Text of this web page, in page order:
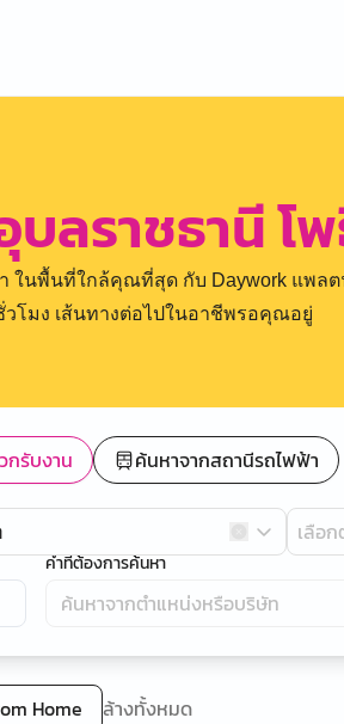
บลราชธานี โ
ในพื้นที่ใกล้คุณที่สุด กับ Daywork แพล
วโมง เส้นทางต่อไปในอาชีพรอคุณอยู่
กรับงาน ค้นหาจากสถานีรถไฟฟ้า
เลือ
คำที่ต้องการค้นหา
Home ล้างทั้งหมด